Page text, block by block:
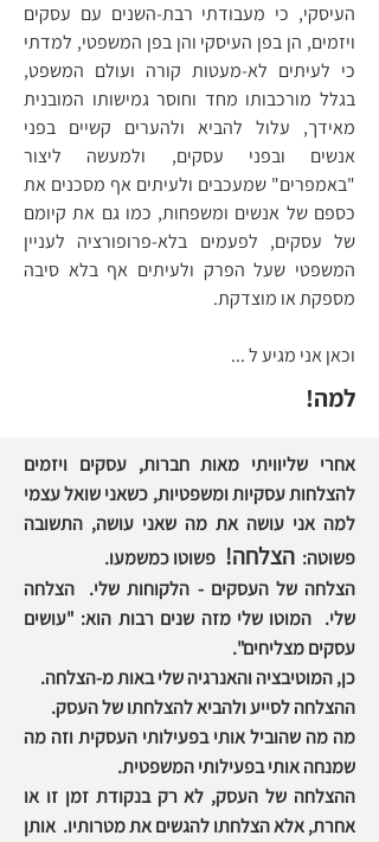
העיסקי, כי מעבודתי רבת-השנים עם עסקים
ויזמים, הן בפן העיסקי והן בפן המשפטי, למדתי
כי לעיתים לא-מעטות קורה ועולם המשפט,
בגלל מורכבותו מחד וחוסר גמישותו המובנית
מאידך, עלול להביא ולהערים קשיים בפני
אנשים ובפני עסקים, ולמעשה ליצור
"באמפרים" שמעכבים ולעיתים אף מסכנים את
כספם של אנשים ומשפחות, כמו גם את קיומם
של עסקים, לפעמים בלא-פרופורציה לעניין
המשפטי שעל הפרק ולעיתים אף בלא סיבה
מספקת או מוצדקת.
וכאן אני מגיע ל ...
למה!
אחרי שליוויתי מאות חברות, עסקים ויזמים
להצלחות עסקיות ומשפטיות, כשאני שואל עצמי
למה אני עושה את מה שאני עושה, התשובה
פשוטה: הצלחה! פשוטו כמשמעו.
הצלחה של העסקים - הלקוחות שלי. הצלחה
שלי. המוטו שלי מזה שנים רבות הוא: "עושים
עסקים מצליחים".
כן, המוטיבציה והאנרגיה שלי באות מ-הצלחה.
ההצלחה לסייע ולהביא להצלחתו של העסק.
מה מה שהוביל אותי בפעילותי העסקית וזה מה
שמנחה אותי בפעילותי המשפטית.
ההצלחה של העסק, לא רק בנקודת זמן זו או
אחרת, אלא הצלחתו להגשים את מטרותיו. אותן